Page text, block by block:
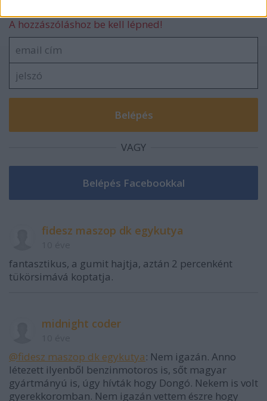
A hozzászóláshoz be kell lépned!
VAGY
fidesz maszop dk egykutya
fantasztikus, a gumit hajtja, aztán 2 percenként
tükörsimává koptatja.
midnight coder
@fidesz maszop dk egykutya: Nem igazán. Anno
létezett ilyenből benzinmotoros is, sőt magyar
gyártmányú is, úgy hívták hogy Dongó. Nekem is volt
gyerekkoromban. Nem igazán vettem észre hogy